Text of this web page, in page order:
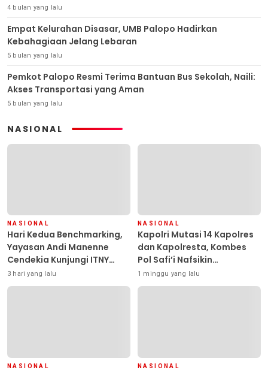
4 bulan yang lalu
Empat Kelurahan Disasar, UMB Palopo Hadirkan
Kebahagiaan Jelang Lebaran
5 bulan yang lalu
Pemkot Palopo Resmi Terima Bantuan Bus Sekolah, Naili:
Akses Transportasi yang Aman
5 bulan yang lalu
NASIONAL
NASIONAL
Hari Kedua Benchmarking,
Yayasan Andi Manenne
Cendekia Kunjungi ITNY
Yogyakarta
3 hari yang lalu
NASIONAL
Kapolri Mutasi 14 Kapolres
dan Kapolresta, Kombes
Pol Safi’i Nafsikin
Mengemban Amanah
Pimpin Polresta Kendari
1 minggu yang lalu
NASIONAL NASIONAL